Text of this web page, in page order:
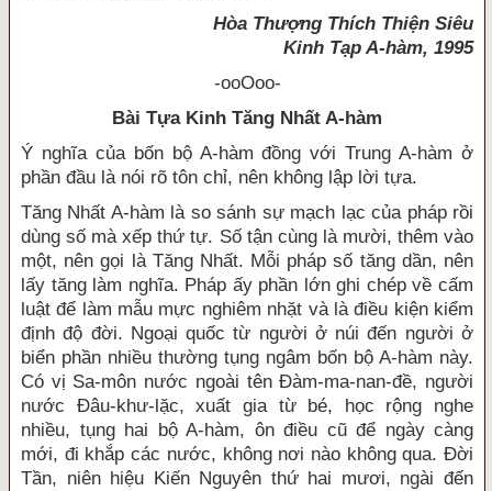
Hòa Thượng Thích Thiện Siêu
Kinh Tạp A-hàm, 1995
-ooOoo-
Bài Tựa Kinh Tăng Nhất A-hàm
Ý nghĩa của bốn bộ A-hàm đồng với Trung A-hàm ở
phần đầu là nói rõ tôn chỉ, nên không lập lời tựa.
Tăng Nhất A-hàm là so sánh sự mạch lạc của pháp rồi
dùng số mà xếp thứ tự. Số tận cùng là mười, thêm vào
một, nên gọi là Tăng Nhất. Mỗi pháp số tăng dần, nên
lấy tăng làm nghĩa. Pháp ấy phần lớn ghi chép về cấm
luật để làm mẫu mực nghiêm nhặt và là điều kiện kiểm
định độ đời. Ngoại quốc từ người ở núi đến người ở
biển phần nhiều thường tụng ngâm bốn bộ A-hàm này.
Có vị Sa-môn nước ngoài tên Đàm-ma-nan-đề, người
nước Đâu-khư-lặc, xuất gia từ bé, học rộng nghe
nhiều, tụng hai bộ A-hàm, ôn điều cũ để ngày càng
mới, đi khắp các nước, không nơi nào không qua. Đời
Tần, niên hiệu Kiến Nguyên thứ hai mươi, ngài đến